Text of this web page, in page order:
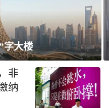
字大楼
非
纳